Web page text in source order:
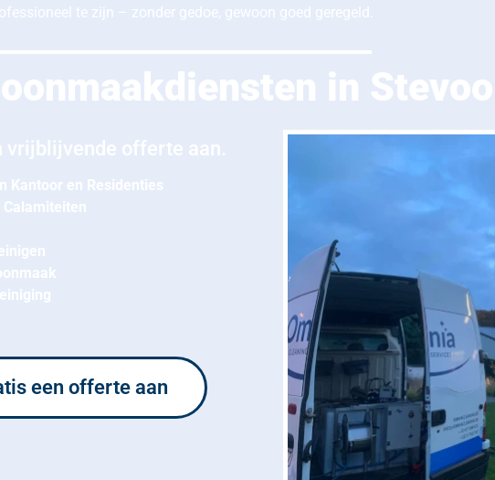
te zijn – zonder gedoe, gewoon goed geregeld.
in
vrijblijvende offerte aan.
Kantoor en Residenties
een offerte aan